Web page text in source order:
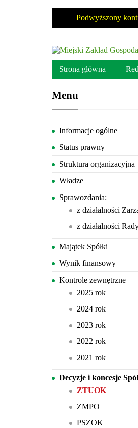
zawartości
Podwyższony
Strona główna
Menu
Informacje ogólne
Status prawny
Struktura organizacyjna
Władze
Sprawozdania:
z działalności
z działalności
Majątek Spółki
Wynik finansowy
Kontrole zewnętrzne
2025 rok
2024 rok
2023 rok
2022 rok
2021 rok
Decyzje i koncesje
ZTUOK
ZMPO
PSZOK